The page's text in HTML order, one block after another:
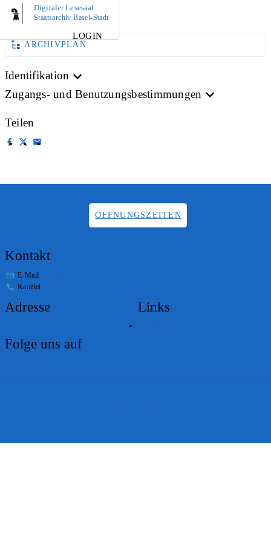
Digitaler Lesesaal
Staatsarchiv Basel-Stadt
LOGIN
AKTE
ARCHIVPLAN
Identifikation
Zugangs- und Benutzungsbestimmungen
Teilen
ÖFFNUNGSZEITEN
Kontakt
E-Mail
Kanzlei
Adresse Links
Folge uns auf